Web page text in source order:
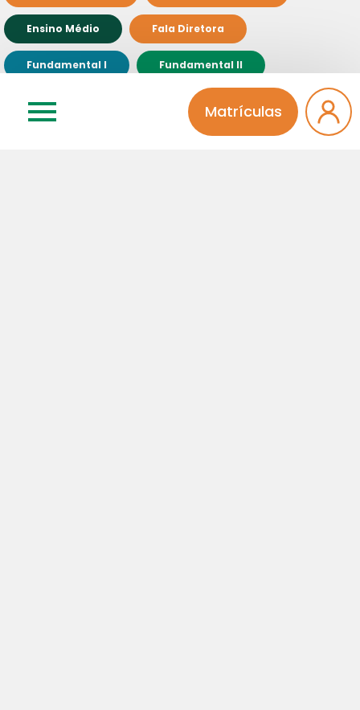
Matrículas
Ensino Médio Fala Diretora
Fundamental I Fundamental II
Institucional Integral
Professores